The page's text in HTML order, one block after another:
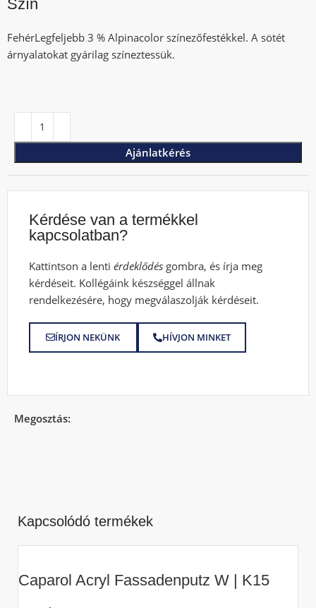
Szín
FehérLegfeljebb 3 % Alpinacolor színezőfestékkel. A sötét
árnyalatokat gyárilag színeztessük.
Ajánlatkérés
Kérdése van a termékkel
kapcsolatban?
Kattintson a lentiérdeklődés gombra, és írja meg
kérdéseit. Kollégáink készséggel állnak
rendelkezésére, hogy megválaszolják kérdéseit.
ÍRJON NEKÜNK HÍVJON MINKET
Megosztás:
Kapcsolódó termékek
Caparol Acryl Fassadenputz W | K15